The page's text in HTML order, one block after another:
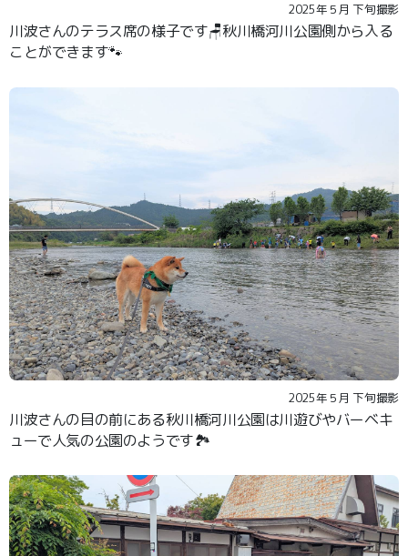
2025年５月 下旬撮影
川波さんのテラス席の様子です🪑秋川橋河川公園側から入る
ことができます🐾
2025年５月 下旬撮影
川波さんの目の前にある秋川橋河川公園は川遊びやバーベキ
ューで人気の公園のようです🏞️